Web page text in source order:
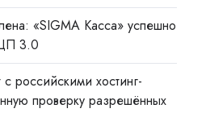
«SIGMA Касса» успешно
3.0
российскими хостинг-
проверку разрешённых